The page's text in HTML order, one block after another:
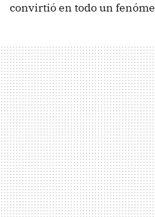
convirtió en todo un